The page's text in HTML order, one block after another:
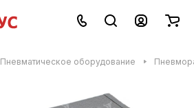
Пневматическое оборудование